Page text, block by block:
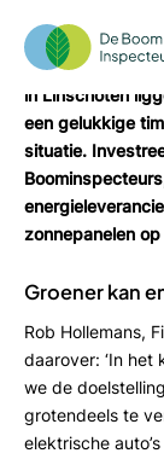
Dat er nu 240
in Linschoten
een gelukkige
situatie.
zonnepanelen
Groener kan
Rob Hollemans,
daarover: ‘In
we de
grotendeels te
elektrische